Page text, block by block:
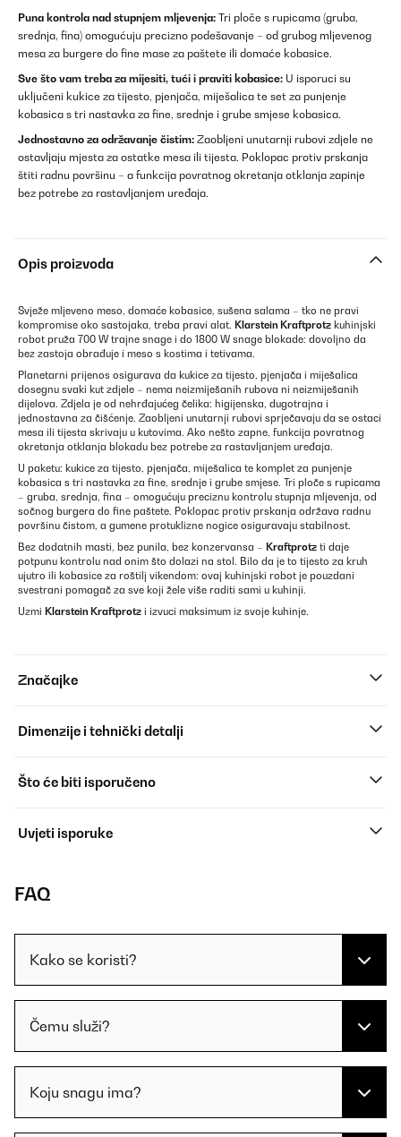
Puna kontrola nad stupnjem mljevenja: Tri ploče s rupicama (gruba,
srednja, fina) omogućuju precizno podešavanje – od grubog mljevenog
mesa za burgere do fine mase za paštete ili domaće kobasice.
Sve što vam treba za mijesiti, tući i praviti kobasice: U isporuci su
uključeni kukice za tijesto, pjenjača, miješalica te set za punjenje
kobasica s tri nastavka za fine, srednje i grube smjese kobasica.
Jednostavno za održavanje čistim: Zaobljeni unutarnji rubovi zdjele ne
ostavljaju mjesta za ostatke mesa ili tijesta. Poklopac protiv prskanja
štiti radnu površinu – a funkcija povratnog okretanja otklanja zapinje
bez potrebe za rastavljanjem uređaja.
Opis proizvoda
Svježe mljeveno meso, domaće kobasice, sušena salama – tko ne pravi
kompromise oko sastojaka, treba pravi alat. Klarstein Kraftprotz kuhinjski
robot pruža 700 W trajne snage i do 1800 W snage blokade: dovoljno da
bez zastoja obrađuje i meso s kostima i tetivama.
Planetarni prijenos osigurava da kukice za tijesto, pjenjača i miješalica
dosegnu svaki kut zdjele – nema neizmiješanih rubova ni neizmiješanih
dijelova. Zdjela je od nehrđajućeg čelika: higijenska, dugotrajna i
jednostavna za čišćenje. Zaobljeni unutarnji rubovi sprječavaju da se ostaci
mesa ili tijesta skrivaju u kutovima. Ako nešto zapne, funkcija povratnog
okretanja otklanja blokadu bez potrebe za rastavljanjem uređaja.
U paketu: kukice za tijesto, pjenjača, miješalica te komplet za punjenje
kobasica s tri nastavka za fine, srednje i grube smjese. Tri ploče s rupicama
– gruba, srednja, fina – omogućuju preciznu kontrolu stupnja mljevenja, od
sočnog burgera do fine paštete. Poklopac protiv prskanja održava radnu
površinu čistom, a gumene protuklizne nogice osiguravaju stabilnost.
Bez dodatnih masti, bez punila, bez konzervansa – Kraftprotz ti daje
potpunu kontrolu nad onim što dolazi na stol. Bilo da je to tijesto za kruh
ujutro ili kobasice za roštilj vikendom: ovaj kuhinjski robot je pouzdani
svestrani pomagač za sve koji žele više raditi sami u kuhinji.
Uzmi Klarstein Kraftprotz i izvuci maksimum iz svoje kuhinje.
Značajke
Dimenzije i tehnički detalji
Što će biti isporučeno
Uvjeti isporuke
FAQ
Kako se koristi?
Čemu služi?
Koju snagu ima?